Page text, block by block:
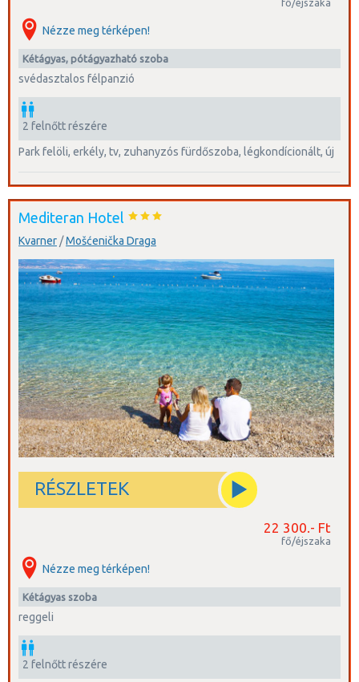
fő/éjszaka
Nézze meg térképen!
kétágyas, pótágyazható szoba
svédasztalos félpanzió
2 felnőtt részére
park felöli, erkély, tv, zuhanyzós fürdőszoba, légkondícionált, új
Mediteran Hotel
Kvarner/Mošćenička Draga
RÉSZLETEK
22 300.- Ft
fő/éjszaka
Nézze meg térképen!
kétágyas szoba
reggeli
2 felnőtt részére